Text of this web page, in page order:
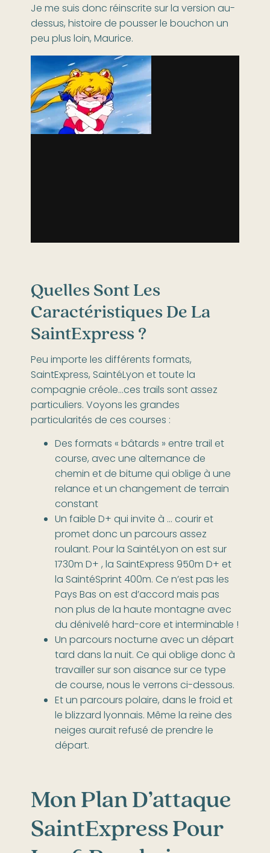
Je me suis donc réinscrite sur la version au-
dessus, histoire de pousser le bouchon un
peu plus loin, Maurice.
Quelles Sont Les
Caractéristiques De La
SaintExpress ?
Peu importe les différents formats,
SaintExpress, SaintéLyon et toute la
compagnie créole…ces trails sont assez
particuliers. Voyons les grandes
particularités de ces courses :
Des formats « bâtards » entre trail et
course, avec une alternance de
chemin et de bitume qui oblige à une
relance et un changement de terrain
constant
Un faible D+ qui invite à … courir et
promet donc un parcours assez
roulant. Pour la SaintéLyon on est sur
1730m D+ , la SaintExpress 950m D+ et
la SaintéSprint 400m. Ce n’est pas les
Pays Bas on est d’accord mais pas
non plus de la haute montagne avec
du dénivelé hard-core et interminable !
Un parcours nocturne avec un départ
tard dans la nuit. Ce qui oblige donc à
travailler sur son aisance sur ce type
de course, nous le verrons ci-dessous.
Et un parcours polaire, dans le froid et
le blizzard lyonnais. Même la reine des
neiges aurait refusé de prendre le
départ.
Mon Plan D’attaque
SaintExpress Pour